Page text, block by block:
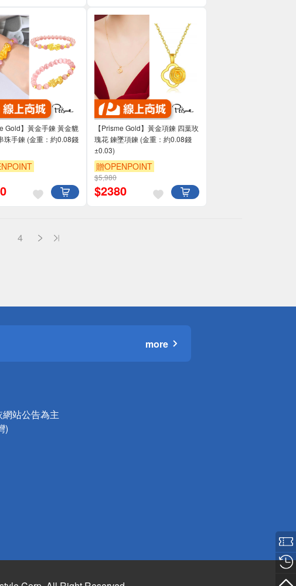
Gold】黃金手鍊 黃金貔
珠手鍊 (金重：約0.08錢
【Prisme Gold】黃金項鍊 四葉玫
瑰花 鍊墜項鍊 (金重：約0.08錢
±0.03)
贈OPENPOINT
$5,980
$2380
4
more
站公告為主
)